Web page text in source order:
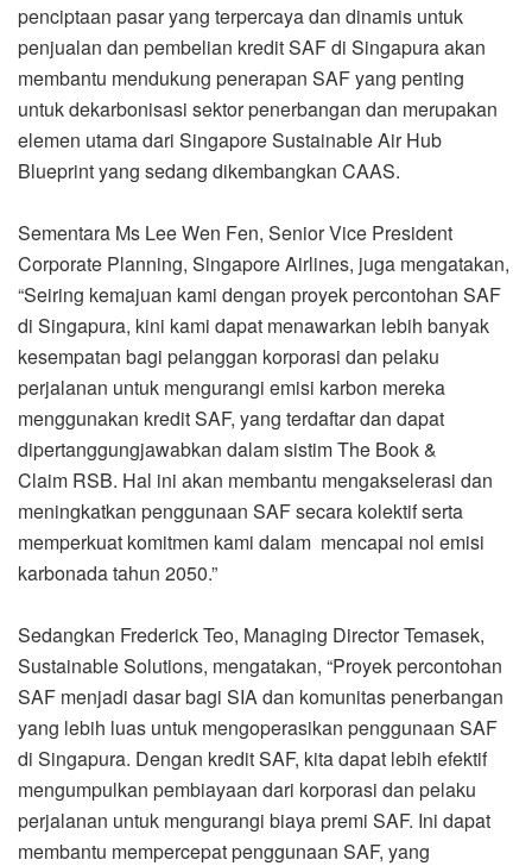
penciptaan pasar yang terpercaya dan dinamis untuk
penjualan dan pembelian kredit SAF di Singapura akan
membantu mendukung penerapan SAF yang penting
untuk dekarbonisasi sektor penerbangan dan merupakan
elemen utama dari Singapore Sustainable Air Hub
Blueprint yang sedang dikembangkan CAAS.
Sementara Ms Lee Wen Fen, Senior Vice President
Corporate Planning, Singapore Airlines, juga mengatakan,
“Seiring kemajuan kami dengan proyek percontohan SAF
di Singapura, kini kami dapat menawarkan lebih banyak
kesempatan bagi pelanggan korporasi dan pelaku
perjalanan untuk mengurangi emisi karbon mereka
menggunakan kredit SAF, yang terdaftar dan dapat
dipertanggungjawabkan dalam sistim The Book &
Claim RSB. Hal ini akan membantu mengakselerasi dan
meningkatkan penggunaan SAF secara kolektif serta
memperkuat komitmen kami dalam mencapai nol emisi
karbonada tahun 2050.”
Sedangkan Frederick Teo, Managing Director Temasek,
Sustainable Solutions, mengatakan, “Proyek percontohan
SAF menjadi dasar bagi SIA dan komunitas penerbangan
yang lebih luas untuk mengoperasikan penggunaan SAF
di Singapura. Dengan kredit SAF, kita dapat lebih efektif
mengumpulkan pembiayaan dari korporasi dan pelaku
perjalanan untuk mengurangi biaya premi SAF. Ini dapat
membantu mempercepat penggunaan SAF, yang